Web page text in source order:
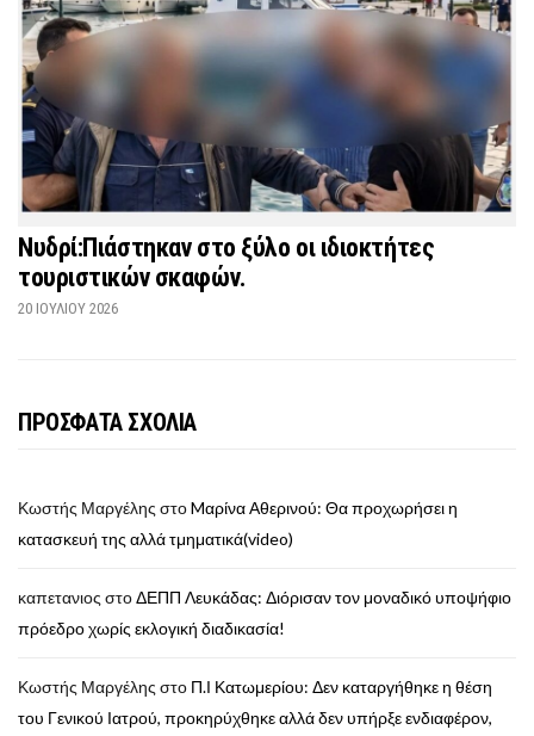
Νυδρί:Πιάστηκαν στο ξύλο οι ιδιοκτήτες
τουριστικών σκαφών.
20 ΙΟΥΛΊΟΥ 2026
ΠΡΟΣΦΑΤΑ ΣΧΟΛΙΑ
Κωστής Μαργέλης στοMαρίνα Αθερινού: Θα προχωρήσει η
κατασκευή της αλλά τμηματικά(video)
καπετανιος στοΔΕΠΠ Λευκάδας: Διόρισαν τον μοναδικό υποψήφιο
πρόεδρο χωρίς εκλογική διαδικασία!
Κωστής Μαργέλης στο Π.Ι Κατωμερίου: Δεν καταργήθηκε η θέση
του Γενικού Ιατρού, προκηρύχθηκε αλλά δεν υπήρξε ενδιαφέρον,